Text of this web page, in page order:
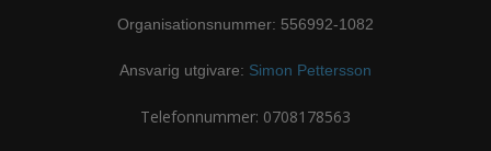
Organisationsnummer: 556992-1082
Ansvarig utgivare: Simon Pettersson
Telefonnummer: 0708178563